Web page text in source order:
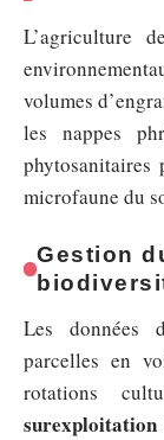
L’agriculture
volumes
les nappes
phytosanitaires
microfaune du
Gestion
Les données
parcelles en
rotations